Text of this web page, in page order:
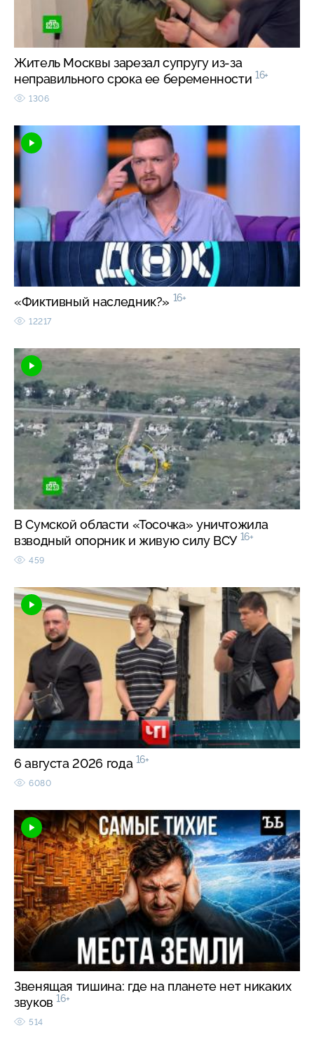
Житель Москвы зарезал супругу из-за
неправильного срока ее беременности 16+
1306
«Фиктивный наследник?» 16+
12217
В Сумской области «Тосочка» уничтожила
взводный опорник и живую силу ВСУ 16+
459
6 августа 2026 года 16+
6080
Звенящая тишина: где на планете нет никаких
звуков 16+
514